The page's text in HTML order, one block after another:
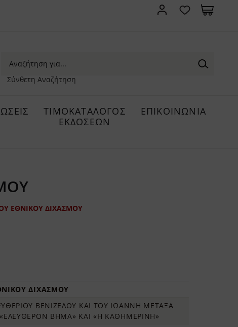
Σύνθετη Αναζήτηση
ΤΙΜΟΚΑΤΑΛΟΓΟΣ
ΕΚΔΟΣΕΩΝ
ΕΠΙΚΟΙΝΩΝΙΑ
ΕΘΝΙΚΟΥ ΔΙΧΑΣΜΟΥ
ΔΙΧΑΣΜΟΥ
ΒΕΝΙΖΕΛΟΥ ΚΑΙ ΤΟΥ ΙΩΑΝΝΗ ΜΕΤΑΞΑ
ΒΗΜΑ» ΚΑΙ «Η ΚΑΘΗΜΕΡΙΝΗ»